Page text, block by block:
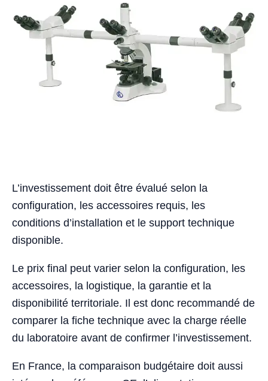
L’investissement doit être évalué selon la
configuration, les accessoires requis, les
conditions d’installation et le support technique
disponible.
Le prix final peut varier selon la configuration, les
accessoires, la logistique, la garantie et la
disponibilité territoriale. Il est donc recommandé de
comparer la fiche technique avec la charge réelle
du laboratoire avant de confirmer l’investissement.
En France, la comparaison budgétaire doit aussi